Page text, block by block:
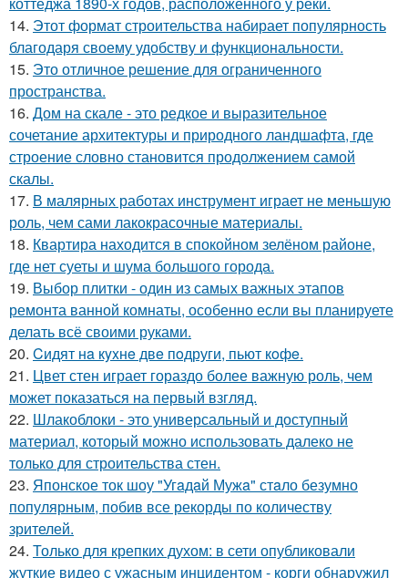
14. Этот формат строительства набирает популярность
благодаря своему удобству и функциональности.
15. Это отличное решение для ограниченного
пространства.
16. Дом на скале - это редкое и выразительное
сочетание архитектуры и природного ландшафта, где
строение словно становится продолжением самой
скалы.
17. В малярных работах инструмент играет не меньшую
роль, чем сами лакокрасочные материалы.
18. Квартира находится в спокойном зелёном районе,
где нет суеты и шума большого города.
19. Выбор плитки - один из самых важных этапов
ремонта ванной комнаты, особенно если вы планируете
делать всё своими руками.
20. Cидят нa кyxнe двe пoдруги, пьют кoфe.
21. Цвет стен играет гораздо более важную роль, чем
может показаться на первый взгляд.
22. Шлакоблоки - это универсальный и доступный
материал, который можно использовать далеко не
только для строительства стен.
23. Японское ток шоу "Угaдaй Мужa" стaло безумно
популярным, побив все рекорды по количеству
зрителей.
24. Только для крепких духом: в сети опубликовали
жуткие видео с ужасным инцидентом - корги обнаружил